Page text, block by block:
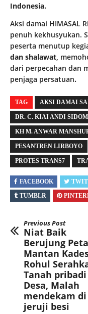
Indonesia.
Aksi damai HIMASAL
penuh kekhusyukan.
peserta menutup
dan shalawat ,
dari perpecahan dan
penjaga persatuan.
TAG AKSI DAMAI
DR. C. KIAI ANDI
KH M. ANWAR
PESANTREN LIRBOYO
PROTES TRANS7
FACEBOOK
TUMBLR
Previous Post
Niat Baik
Berujung
Mantan
Rohul
Tanah
Desa, Malah
mendekam di
jeruji besi